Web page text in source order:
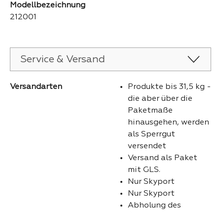
Modellbezeichnung
212001
Service & Versand
Versandarten
Produkte bis 31,5 kg -
die aber über die
Paketmaße
hinausgehen, werden
als Sperrgut
versendet
Versand als Paket
mit GLS.
Nur Skyport
Nur Skyport
Abholung des